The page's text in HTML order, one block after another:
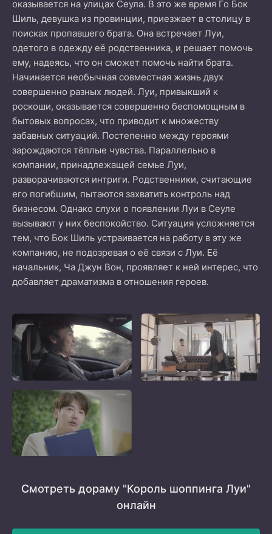
оказывается на улицах Сеула. В это же время Го Бок
Шиль, девушка из провинции, приезжает в столицу в
поисках пропавшего брата. Она встречает Луи,
одетого в одежду её родственника, и решает помочь
ему, надеясь, что он сможет помочь найти брата.
Начинается необычная совместная жизнь двух
совершенно разных людей. Луи, привыкший к
роскоши, оказывается совершенно беспомощным в
бытовых вопросах, что приводит к множеству
забавных ситуаций. Постепенно между героями
зарождаются тёплые чувства. Параллельно в
компании, принадлежащей семье Луи,
разворачиваются интриги. Родственники, считающие
его погибшим, пытаются захватить контроль над
бизнесом. Однако слухи о появлении Луи в Сеуле
вызывают у них беспокойство. Ситуация усложняется
тем, что Бок Шиль устраивается на работу в эту же
компанию, не подозревая о её связи с Луи. Её
начальник, Ча Джун Вон, проявляет к ней интерес, что
добавляет драматизма в отношения героев.
Смотреть дораму "Король шоппинга Луи"
онлайн